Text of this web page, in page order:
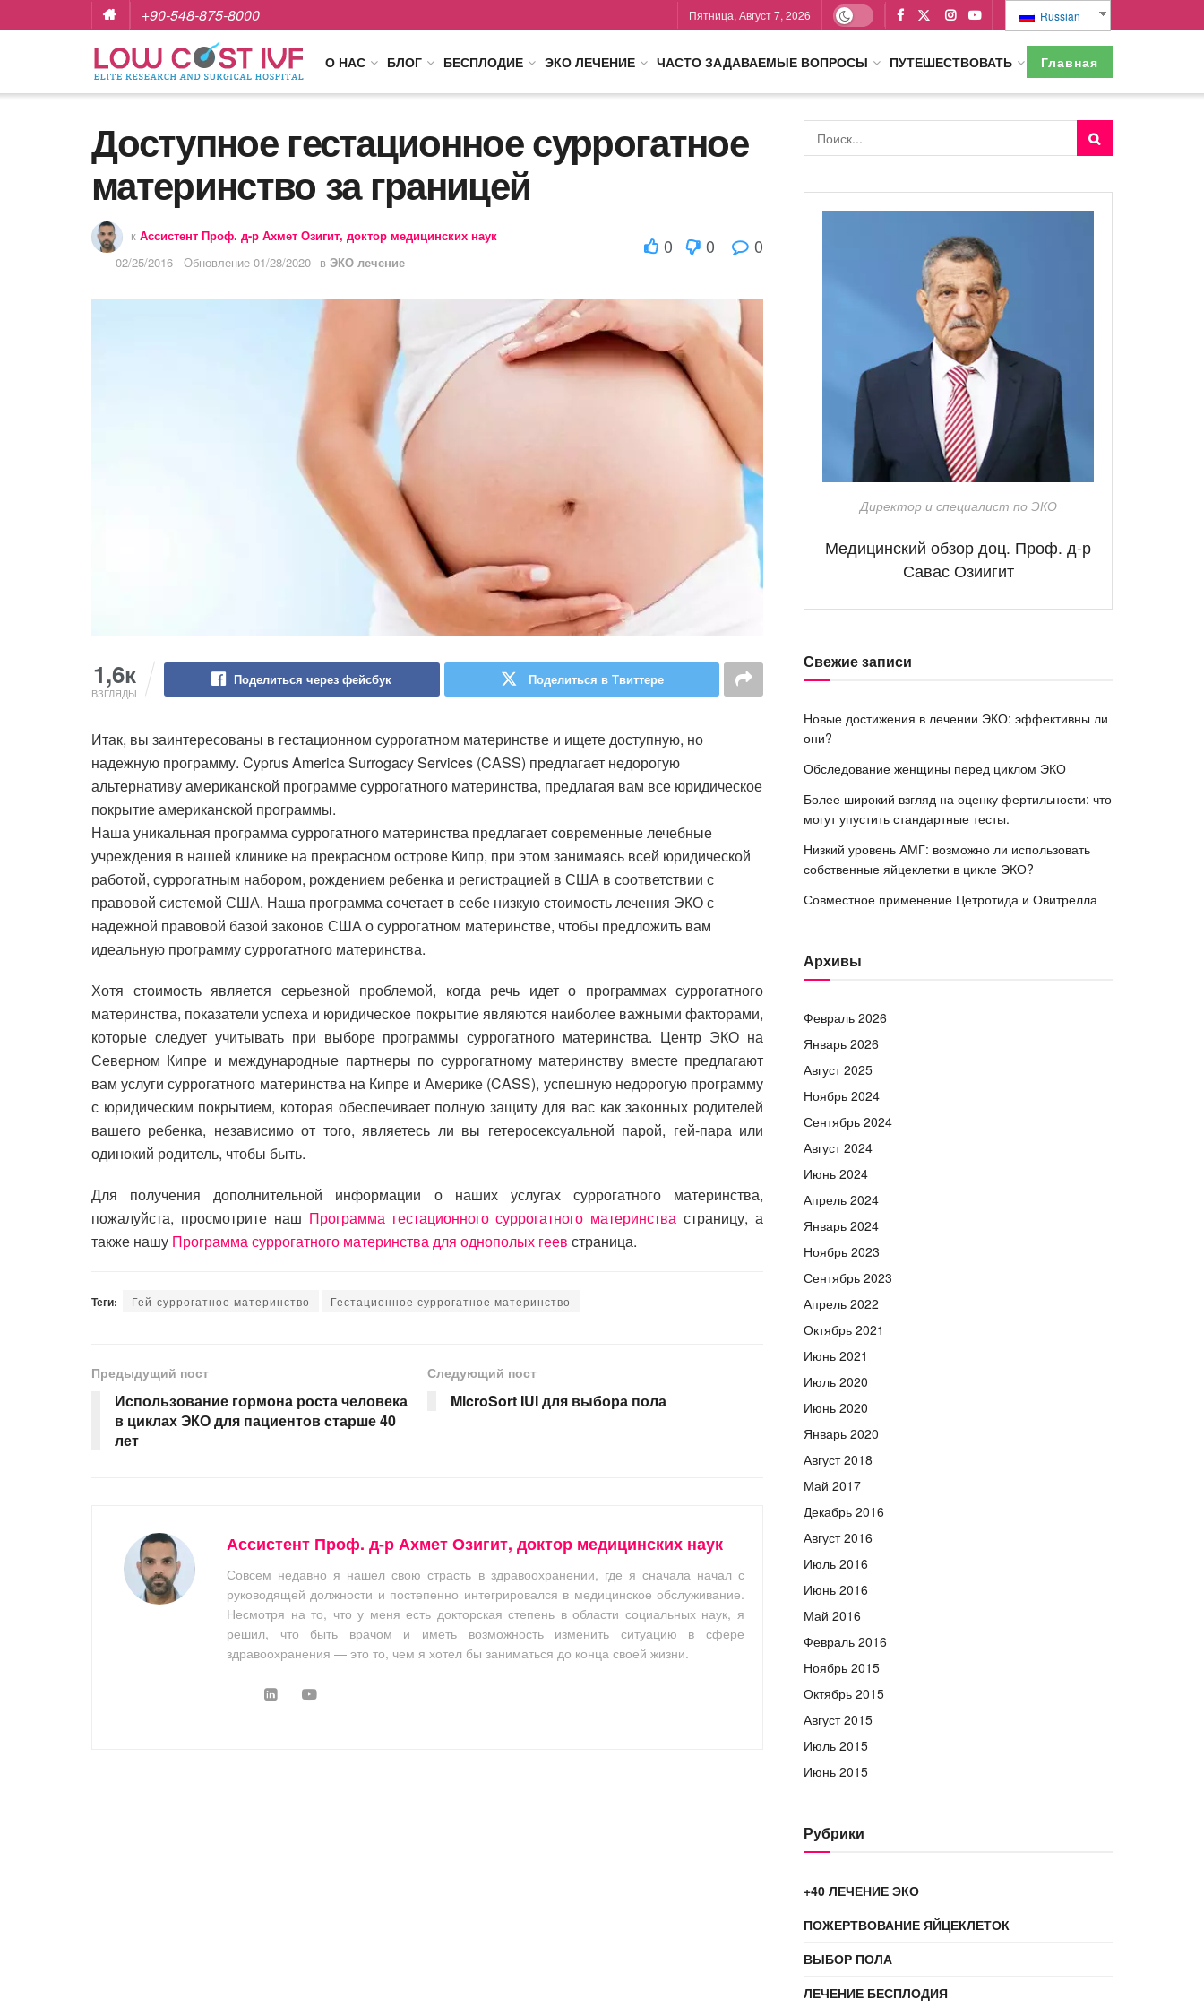
+90-548-875-8000 Пятница, Август 7, 2026 Russian
О НАС БЛОГ БЕСПЛОДИЕ ЭКО ЛЕЧЕНИЕ ЧАСТО ЗАДАВАЕМЫЕ ВОПРОСЫ ПУТЕШЕСТВОВАТЬ Главная
Доступное гестационное суррогатное
материнство за границей
к Ассистент Проф. д-р Ахмет Озигит, доктор медицинских наук
02/25/2016 - Обновление 01/28/2020 в ЭКО лечение
0 0 0
1,6к
ВЗГЛЯДЫ
Поделиться через фейсбук Поделиться в Твиттере
Итак, вы заинтересованы в гестационном суррогатном материнстве и ищете доступную, но
надежную программу. Cyprus America Surrogacy Services (CASS) предлагает недорогую
альтернативу американской программе суррогатного материнства, предлагая вам все юридическое
покрытие американской программы.
Наша уникальная программа суррогатного материнства предлагает современные лечебные
учреждения в нашей клинике на прекрасном острове Кипр, при этом занимаясь всей юридической
работой, суррогатным набором, рождением ребенка и регистрацией в США в соответствии с
правовой системой США. Наша программа сочетает в себе низкую стоимость лечения ЭКО с
надежной правовой базой законов США о суррогатном материнстве, чтобы предложить вам
идеальную программу суррогатного материнства.
Хотя стоимость является серьезной проблемой, когда речь идет о программах суррогатного
материнства, показатели успеха и юридическое покрытие являются наиболее важными факторами,
которые следует учитывать при выборе программы суррогатного материнства. Центр ЭКО на
Северном Кипре и международные партнеры по суррогатному материнству вместе предлагают
вам услуги суррогатного материнства на Кипре и Америке (CASS), успешную недорогую программу
с юридическим покрытием, которая обеспечивает полную защиту для вас как законных родителей
вашего ребенка, независимо от того, являетесь ли вы гетеросексуальной парой, гей-пара или
одинокий родитель, чтобы быть.
Для получения дополнительной информации о наших услугах суррогатного материнства,
пожалуйста, просмотрите наш Программа гестационного суррогатного материнства страницу, а
также нашу Программа суррогатного материнства для однополых геев страница.
Теги: Гей-суррогатное материнство Гестационное суррогатное материнство
Предыдущий пост
Использование гормона роста человека
в циклах ЭКО для пациентов старше 40
лет
Следующий пост
MicroSort IUI для выбора пола
Ассистент Проф. д-р Ахмет Озигит, доктор медицинских наук
Совсем недавно я нашел свою страсть в здравоохранении, где я сначала начал с
руководящей должности и постепенно интегрировался в медицинское обслуживание.
Несмотря на то, что у меня есть докторская степень в области социальных наук, я
решил, что быть врачом и иметь возможность изменить ситуацию в сфере
здравоохранения — это то, чем я хотел бы заниматься до конца своей жизни.
Директор и специалист по ЭКО
Медицинский обзор доц. Проф. д-р
Савас Озиигит
Свежие записи
Новые достижения в лечении ЭКО: эффективны ли
они?
Обследование женщины перед циклом ЭКО
Более широкий взгляд на оценку фертильности: что
могут упустить стандартные тесты.
Низкий уровень АМГ: возможно ли использовать
собственные яйцеклетки в цикле ЭКО?
Совместное применение Цетротида и Овитрелла
Архивы
Февраль 2026
Январь 2026
Август 2025
Ноябрь 2024
Сентябрь 2024
Август 2024
Июнь 2024
Апрель 2024
Январь 2024
Ноябрь 2023
Сентябрь 2023
Апрель 2022
Октябрь 2021
Июнь 2021
Июль 2020
Июнь 2020
Январь 2020
Август 2018
Май 2017
Декабрь 2016
Август 2016
Июль 2016
Июнь 2016
Май 2016
Февраль 2016
Ноябрь 2015
Октябрь 2015
Август 2015
Июль 2015
Июнь 2015
Рубрики
+40 ЛЕЧЕНИЕ ЭКО
ПОЖЕРТВОВАНИЕ ЯЙЦЕКЛЕТОК
ВЫБОР ПОЛА
ЛЕЧЕНИЕ БЕСПЛОДИЯ